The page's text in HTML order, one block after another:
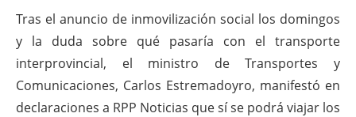
Tras el anuncio de inmovilización social los domingos
y la duda sobre qué pasaría con el transporte
interprovincial, el ministro de Transportes y
Comunicaciones, Carlos Estremadoyro, manifestó en
declaraciones a RPP Noticias que sí se podrá viajar los